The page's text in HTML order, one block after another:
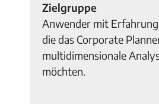
Zielgruppe
Anwender mit
die das Corporate
multidimensionale
möchten.